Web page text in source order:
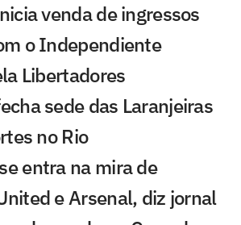
venda de ingressos
o Independiente
Libertadores
sede das Laranjeiras
no Rio
entra na mira de
e Arsenal, diz jornal